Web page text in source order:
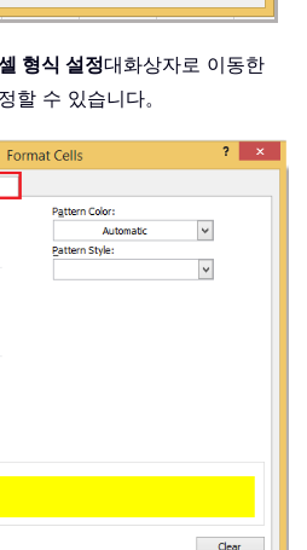
형식 설정대화상자로 이동한
할 수 있습니다。